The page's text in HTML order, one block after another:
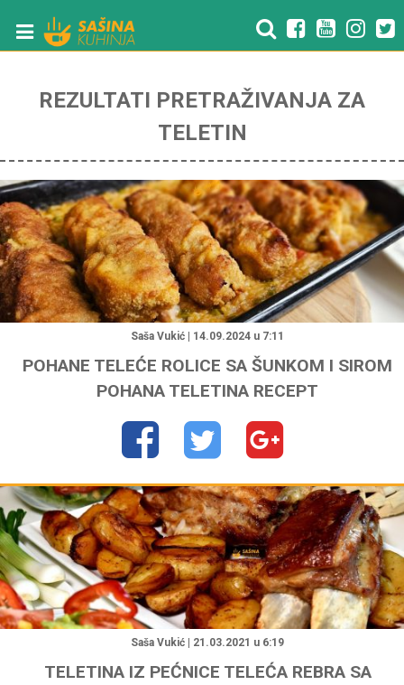
REZULTATI PRETRAŽIVANJA ZA
TELETIN
"
Saša Vukić | 14.09.2024 u 7:11
POHANE TELEĆE ROLICE SA ŠUNKOM I SIROM
POHANA TELETINA RECEPT
"
Saša Vukić | 21.03.2021 u 6:19
TELETINA IZ PEĆNICE TELEĆA REBRA SA